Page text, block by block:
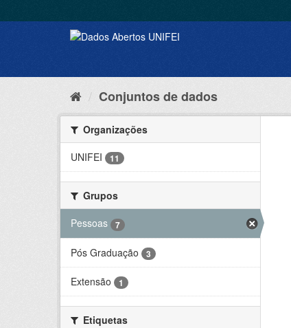
Conjuntos de dados
Organizações
UNIFEI
11
Grupos
Pessoas
7
Pós Graduação 3
Extensão 1
Etiquetas